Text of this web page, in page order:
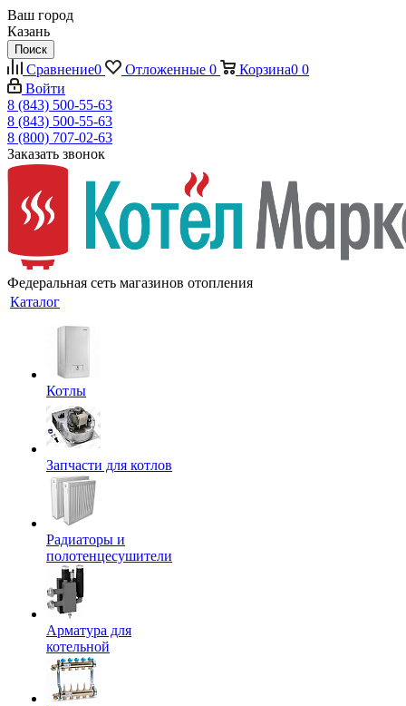
Ваш город
Казань
Поиск
Сравнение0 Отложенные 0 Корзина0 0
Войти
8 (843) 500-55-63
8 (843) 500-55-63
8 (800) 707-02-63
Заказать звонок
Федеральная сеть магазинов отопления
Каталог
Котлы
Запчасти для котлов
Радиаторы и
полотенцесушители
Арматура для
котельной